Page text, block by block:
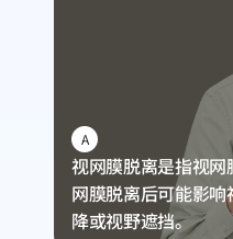
A
视网膜脱离是指视
网膜脱离后可能影
降或视野遮挡。